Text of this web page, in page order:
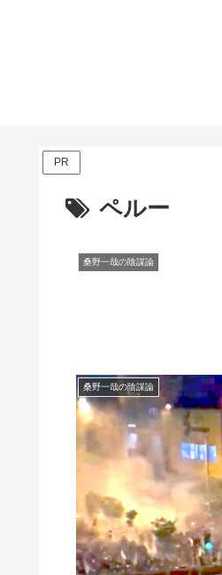
PR
ペルー
桑野一哉の陰謀論
桑野一哉の陰謀論